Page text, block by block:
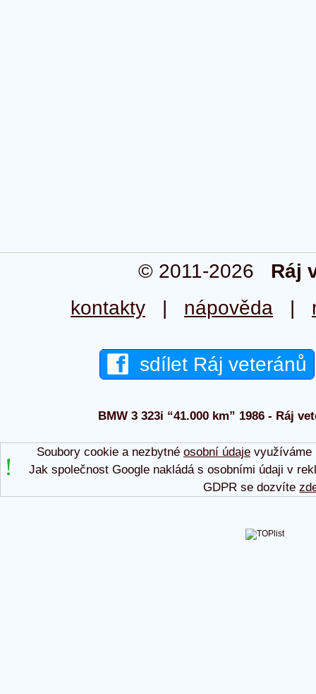
© 2011-2026 Ráj
kontakty | nápověda |
sdílet Ráj veteránů
BMW 3 323i “41.000 km” 1986 - Ráj
Soubory cookie a nezbytné osobní údajevyužíváme
Jak společnost Google nakládá s osobními údaji v
GDPR se dozvíte